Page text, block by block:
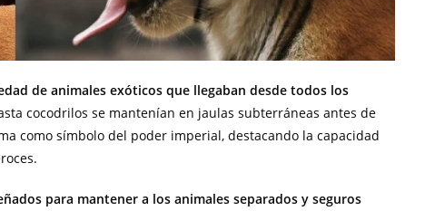
de animales exóticos que llegaban desde todos los
cocodrilos se mantenían en jaulas subterráneas antes de
como símbolo del poder imperial, destacando la capacidad
para mantener a los animales separados y seguros